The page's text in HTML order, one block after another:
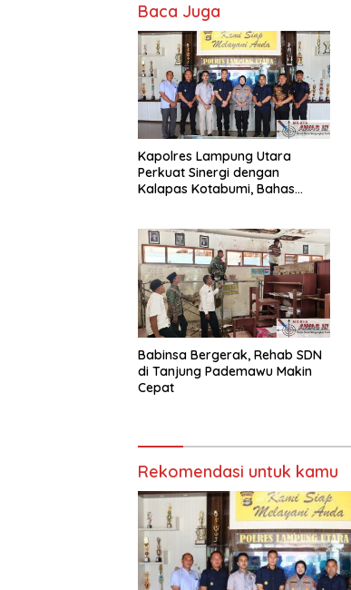
Baca Juga
Kapolres Lampung Utara
Perkuat Sinergi dengan
Kalapas Kotabumi, Bahas
Babinsa Bergerak, Rehab SDN
di Tanjung Pademawu Makin
Cepat
Rekomendasi untuk kamu